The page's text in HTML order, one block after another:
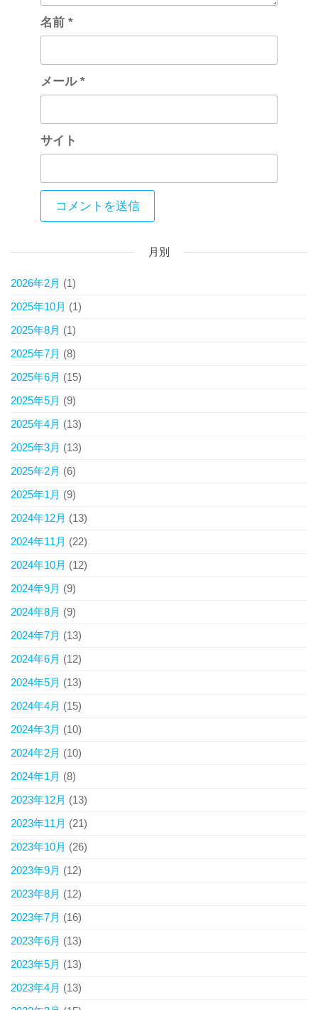
名前 *
メール *
サイト
月別
2026年2月 (1)
2025年10月 (1)
2025年8月 (1)
2025年7月 (8)
2025年6月 (15)
2025年5月 (9)
2025年4月 (13)
2025年3月 (13)
2025年2月 (6)
2025年1月 (9)
2024年12月 (13)
2024年11月 (22)
2024年10月 (12)
2024年9月 (9)
2024年8月 (9)
2024年7月 (13)
2024年6月 (12)
2024年5月 (13)
2024年4月 (15)
2024年3月 (10)
2024年2月 (10)
2024年1月 (8)
2023年12月 (13)
2023年11月 (21)
2023年10月 (26)
2023年9月 (12)
2023年8月 (12)
2023年7月 (16)
2023年6月 (13)
2023年5月 (13)
2023年4月 (13)